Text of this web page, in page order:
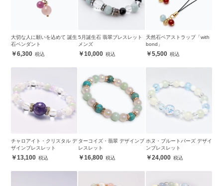
大切な人に願いを込めて 誕生
石ペンダント
6,300
5月誕生石 翡翠ブレスレット
メンズ
10,000
天然石ペアストラップ「with
bond」
5,500
チャロアイト・クリスタル デ
ザインブレスレット
13,100
ターコイズ・翡翠 デザインブ
レスレット
16,800
ホヌ・ブルートパーズ デザイ
ンブレスレット
24,000